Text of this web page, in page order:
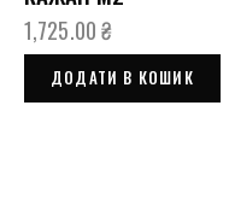
1,725.00₴
ДОДАТИ В КОШИК